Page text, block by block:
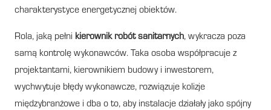
charakterystyce energetycznej obiektów.
Rola, jaką pełni kierownik robót sanitarnych, wykracza poza
samą kontrolę wykonawców. Taka osoba współpracuje z
projektantami, kierownikiem budowy i inwestorem,
wychwytuje błędy wykonawcze, rozwiązuje kolizje
międzybranżowe i dba o to, aby instalacje działały jako spójny